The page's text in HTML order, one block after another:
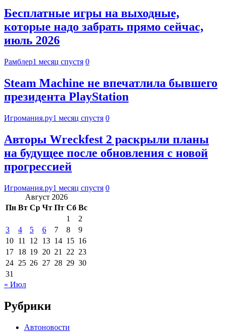
Бесплатные игры на выходные,
которые надо забрать прямо сейчас,
июль 2026
Рамблер1 месяц спустя 0
Steam Machine не впечатлила бывшего
президента PlayStation
Игромания.ру1 месяц спустя 0
Авторы Wreckfest 2 раскрыли планы
на будущее после обновления с новой
прогрессией
Игромания.ру1 месяц спустя 0
Август 2026
Пн Вт Ср Чт Пт Сб Вс
1
2
3
4 5 6 7 8
9
10 11 12 13 14 15 16
17 18 19 20 21 22 23
24 25 26 27 28 29 30
31
« Июл
Рубрики
Автоновости